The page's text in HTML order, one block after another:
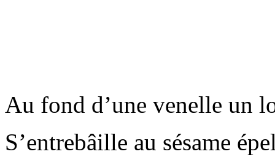
Au fond d’une venelle un
S’entrebâille au sésame